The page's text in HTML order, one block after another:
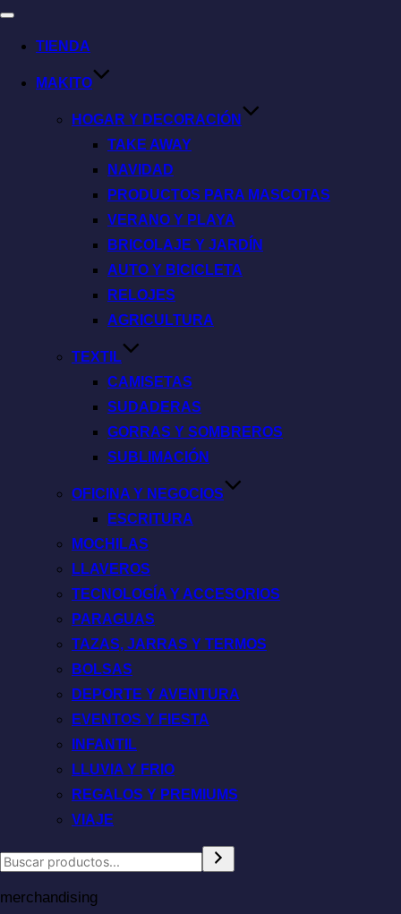
TIENDA
MAKITO
HOGAR Y DECORACIÓN
TAKE AWAY
NAVIDAD
PRODUCTOS PARA MASCOTAS
VERANO Y PLAYA
BRICOLAJE Y JARDÍN
AUTO Y BICICLETA
RELOJES
AGRICULTURA
TEXTIL
CAMISETAS
SUDADERAS
GORRAS Y SOMBREROS
SUBLIMACIÓN
OFICINA Y NEGOCIOS
ESCRITURA
MOCHILAS
LLAVEROS
TECNOLOGÍA Y ACCESORIOS
PARAGUAS
TAZAS, JARRAS Y TERMOS
BOLSAS
DEPORTE Y AVENTURA
EVENTOS Y FIESTA
INFANTIL
LLUVIA Y FRIO
REGALOS Y PREMIUMS
VIAJE
merchandising